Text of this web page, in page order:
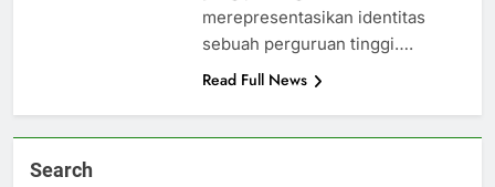
merepresentasikan identitas
sebuah perguruan tinggi….
Read Full News
Search